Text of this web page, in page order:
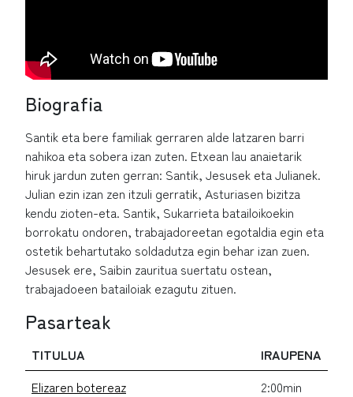
Biografia
Santik eta bere familiak gerraren alde latzaren barri
nahikoa eta sobera izan zuten. Etxean lau anaietarik
hiruk jardun zuten gerran: Santik, Jesusek eta Julianek.
Julian ezin izan zen itzuli gerratik, Asturiasen bizitza
kendu zioten-eta. Santik, Sukarrieta batailoikoekin
borrokatu ondoren, trabajadoreetan egotaldia egin eta
ostetik behartutako soldadutza egin behar izan zuen.
Jesusek ere, Saibin zauritua suertatu ostean,
trabajadoeen batailoiak ezagutu zituen.
Pasarteak
TITULUA
IRAUPENA
Elizaren botereaz
2:00min